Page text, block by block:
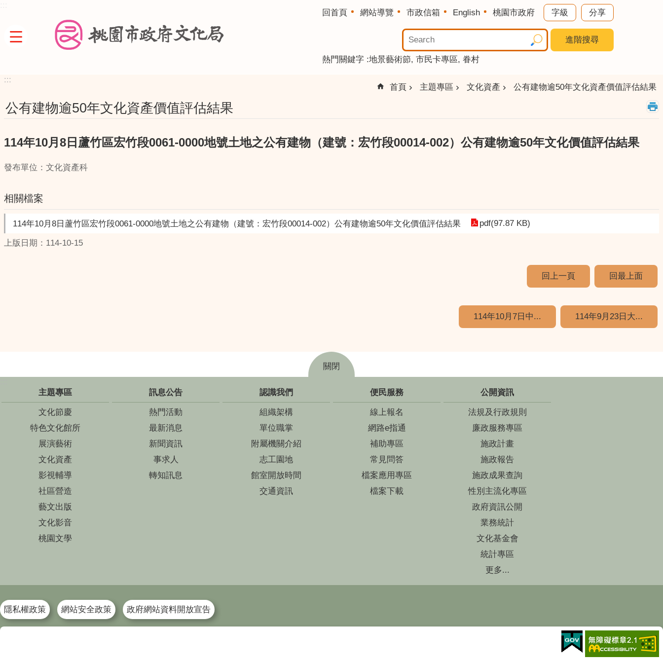
回首頁 網站導覽 市政信箱 English 桃園市政府 字級 分享
進階搜尋
熱門關鍵字 地景藝術節 市民卡專區 眷村
:::
首頁 主題專區 文化資產 公有建物逾50年文化資產價值評估結果
公有建物逾50年文化資產價值評估結果
114年10月8日蘆竹區宏竹段0061-0000地號土地之公有建物（建號：宏竹段00014-002）公有建物逾50年文化價值評估結果
發布單位：文化資產科
相關檔案
114年10月8日蘆竹區宏竹段0061-0000地號土地之公有建物（建號：宏竹段00014-002）公有建物逾50年文化價值評估結果 pdf(97.87 KB)
上版日期：114-10-15
回上一頁 回最上面
114年10月7日中... 114年9月23日大...
關閉
主題專區
文化節慶
特色文化館所
展演藝術
文化資產
影視輔導
社區營造
藝文出版
文化影音
桃園文學
訊息公告
熱門活動
最新消息
新聞資訊
事求人
轉知訊息
認識我們
組織架構
單位職掌
附屬機關介紹
志工園地
館室開放時間
交通資訊
便民服務
線上報名
網路e指通
補助專區
常見問答
檔案應用專區
檔案下載
公開資訊
法規及行政規則
廉政服務專區
施政計畫
施政報告
施政成果查詢
性別主流化專區
政府資訊公開
業務統計
文化基金會
統計專區
更多...
隱私權政策 網站安全政策 政府網站資料開放宣告